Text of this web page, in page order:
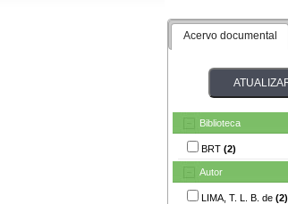
Acervo documental
Biblioteca
BRT (2)
Autor
LIMA, T. L. B. de (2)